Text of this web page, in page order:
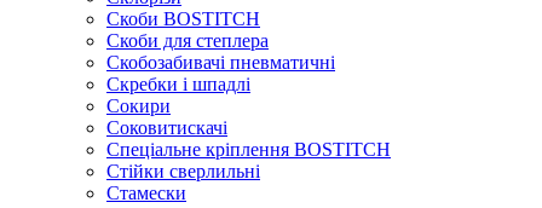
Скоби BOSTITCH
Скоби для степлера
Скобозабивачі пневматичні
Скребки і шпадлі
Сокири
Соковитискачі
Спеціальне кріплення BOSTITCH
Стійки сверлильні
Стамески